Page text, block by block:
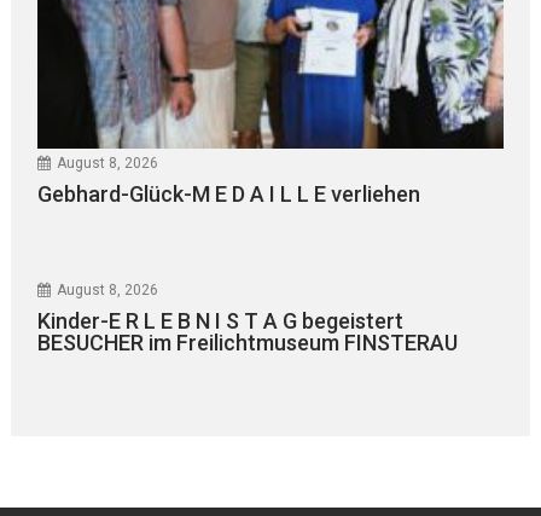
August 8, 2026
Gebhard-Glück-M E D A I L L E verliehen
August 8, 2026
Kinder-E R L E B N I S T A G begeistert
BESUCHER im Freilichtmuseum FINSTERAU